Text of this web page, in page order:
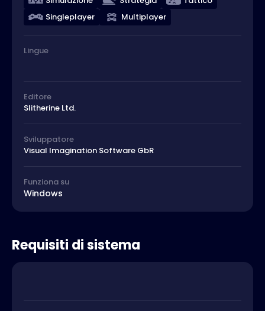
Singleplayer
Multiplayer
Lingue
Editore
Slitherine Ltd.
Sviluppatore
Visual Imagination Software GbR
Funziona su
Windows
Requisiti di sistema